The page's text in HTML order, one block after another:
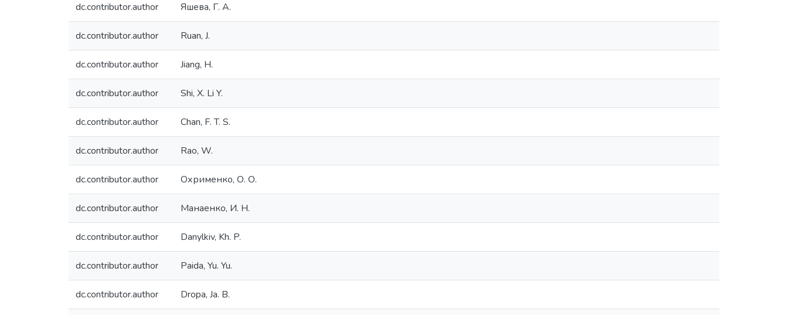
dc.contributor.author Яшева, Г. А.
dc.contributor.author Ruan, J.
dc.contributor.author Jiang, H.
dc.contributor.author Shi, X. Li Y.
dc.contributor.author Chan, F. T. S.
dc.contributor.author Rao, W.
dc.contributor.author Охрименко, О. О.
dc.contributor.author Манаенко, И. Н.
dc.contributor.author Danylkiv, Kh. P.
dc.contributor.author Paida, Yu. Yu.
dc.contributor.author Dropa, Ja. B.